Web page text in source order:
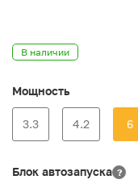
В наличии
Мощность
3.3 4.2 6
Блок автозапуска ?